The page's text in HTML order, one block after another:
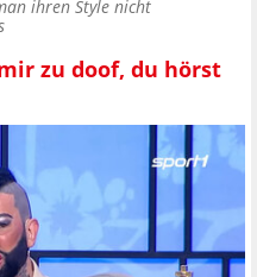
ihren Style nicht
zu doof, du hörst